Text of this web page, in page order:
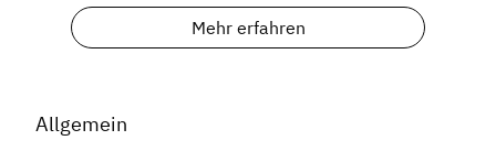
Mehr erfahren
Allgemein